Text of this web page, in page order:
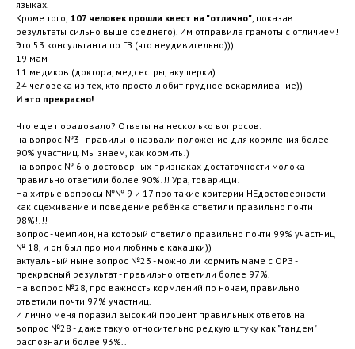
языках.
Кроме того, 107 человек прошли квест на "отлично", показав
результаты сильно выше среднего). Им отправила грамоты с отличием!
Это 53 консультанта по ГВ (что неудивительно)))
19 мам
11 медиков (доктора, медсестры, акушерки)
24 человека из тех, кто просто любит грудное вскармливание))
И это прекрасно!
Что еще порадовало? Ответы на несколько вопросов:
на вопрос №3 - правильно назвали положение для кормления более
90% участниц. Мы знаем, как кормить!)
на вопрос № 6 о достоверных признаках достаточности молока
правильно ответили более 90%!!! Ура, товарищи!
На хитрые вопросы №№ 9 и 17 про такие критерии НЕдостоверности
как сцеживание и поведение ребёнка ответили правильно почти
98%!!!!
вопрос - чемпион, на который ответило правильно почти 99% участниц
№ 18, и он был про мои любимые какашки))
актуальный ныне вопрос №23 - можно ли кормить маме с ОРЗ -
прекрасный результат - правильно ответили более 97%.
На вопрос №28, про важность кормлений по ночам, правильно
ответили почти 97% участниц.
И лично меня поразил высокий процент правильных ответов на
вопрос №28 - даже такую относительно редкую штуку как "тандем"
распознали более 93%..